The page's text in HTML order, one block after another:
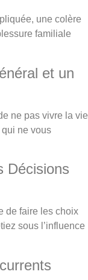
une colère
familiale
et un
ne pas vivre la vie
qui ne vous
Décisions
de faire les choix
sous l’influence